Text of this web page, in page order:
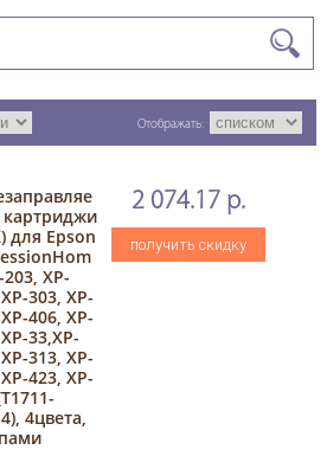
Отображать:
для Epson
203, XP-
303, XP-
406, XP-
33,XP-
313, XP-
423, XP-
4цвета,
2 074.17 р.
получить скидку